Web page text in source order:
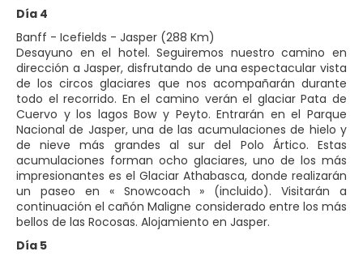
Día 4
Banff - Icefields - Jasper (288 Km)
Desayuno en el hotel. Seguiremos nuestro camino en
dirección a Jasper, disfrutando de una espectacular vista
de los circos glaciares que nos acompañarán durante
todo el recorrido. En el camino verán el glaciar Pata de
Cuervo y los lagos Bow y Peyto. Entrarán en el Parque
Nacional de Jasper, una de las acumulaciones de hielo y
de nieve más grandes al sur del Polo Ártico. Estas
acumulaciones forman ocho glaciares, uno de los más
impresionantes es el Glaciar Athabasca, donde realizarán
un paseo en « Snowcoach » (incluido). Visitarán a
continuación el cañón Maligne considerado entre los más
bellos de las Rocosas. Alojamiento en Jasper.
Día 5